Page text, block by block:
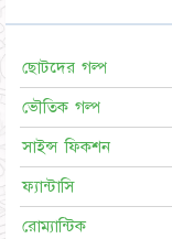
ছোটদের গল্প
ভৌতিক গল্প
সাইন্স ফিকশন
ফ্যান্টাসি
রোম্যান্টিক